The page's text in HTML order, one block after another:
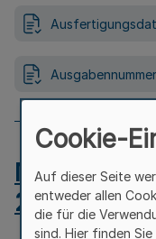
Ausgabennummer
MB.NRW
24.07.2026
Cookie-
Auf dieser Seite
entweder allen
die für die
sind. Hier finden Sie